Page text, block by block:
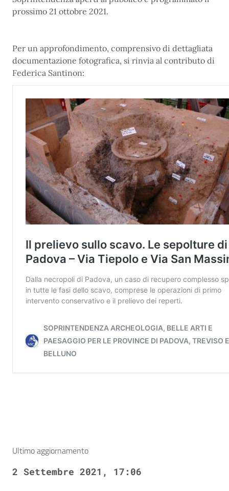
prossimo 21 ottobre 2021.
Per un approfondimento, comprensivo di dettagliata
documentazione fotografica, si rinvia al contributo di
Federica Santinon:
Ultimo aggiornamento
2 Settembre 2021, 17:06